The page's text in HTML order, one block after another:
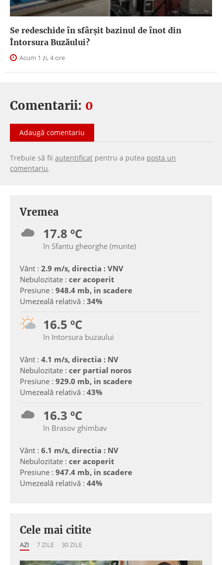
Se redeschide în sfârșit bazinul de înot din
Întorsura Buzăului?
Acum 1 zi, 4 ore
Comentarii: 0
Adaugă comentariu
Trebuie să fii autentificat pentru a putea posta un
comentariu.
Vremea
17.8 ºC
în Sfantu gheorghe (munte)
Vânt : 2.9 m/s, directia : VNV
Nebulozitate : cer acoperit
Presiune : 948.4 mb, in scadere
Umezeală relativă : 34%
16.5 ºC
în Intorsura buzaului
Vânt : 4.1 m/s, directia : NV
Nebulozitate : cer partial noros
Presiune : 929.0 mb, in scadere
Umezeală relativă : 43%
16.3 ºC
în Brasov ghimbav
Vânt : 6.1 m/s, directia : NV
Nebulozitate : cer acoperit
Presiune : 947.4 mb, in scadere
Umezeală relativă : 44%
Cele mai citite
AZI 7 ZILE 30 ZILE